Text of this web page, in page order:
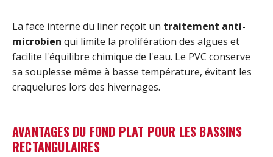
La face interne du liner reçoit un traitement anti-
microbien qui limite la prolifération des algues et
facilite l'équilibre chimique de l'eau. Le PVC conserve
sa souplesse même à basse température, évitant les
craquelures lors des hivernages.
AVANTAGES DU FOND PLAT POUR LES BASSINS
RECTANGULAIRES